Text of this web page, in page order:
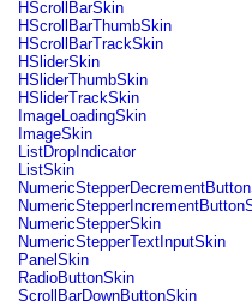
flash.filters
flash.geom
flash.globalization
flash.html
flash.media
flash.net
flash.net.dns
flash.net.drm
flash.notifications
flash.permissions
flash.printing
flash.profiler
flash.sampler
flash.security
flash.sensors
flash.system
HScrollBarSkin
HScrollBarThumbSkin
HScrollBarTrackSkin
HSliderSkin
HSliderThumbSkin
HSliderTrackSkin
ImageLoadingSkin
ImageSkin
ListDropIndicator
ListSkin
NumericStepperSkin
NumericStepperTextInputSkin
PanelSkin
RadioButtonSkin
ScrollBarDownButtonSkin